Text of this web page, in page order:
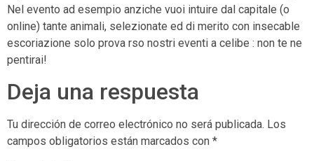
Nel evento ad esempio anziche vuoi intuire dal capitale (o
online) tante animali, selezionate ed di merito con insecable
escoriazione solo prova rso nostri eventi a celibe : non te ne
pentirai!
Deja una respuesta
Tu dirección de correo electrónico no será publicada. Los
campos obligatorios están marcados con *